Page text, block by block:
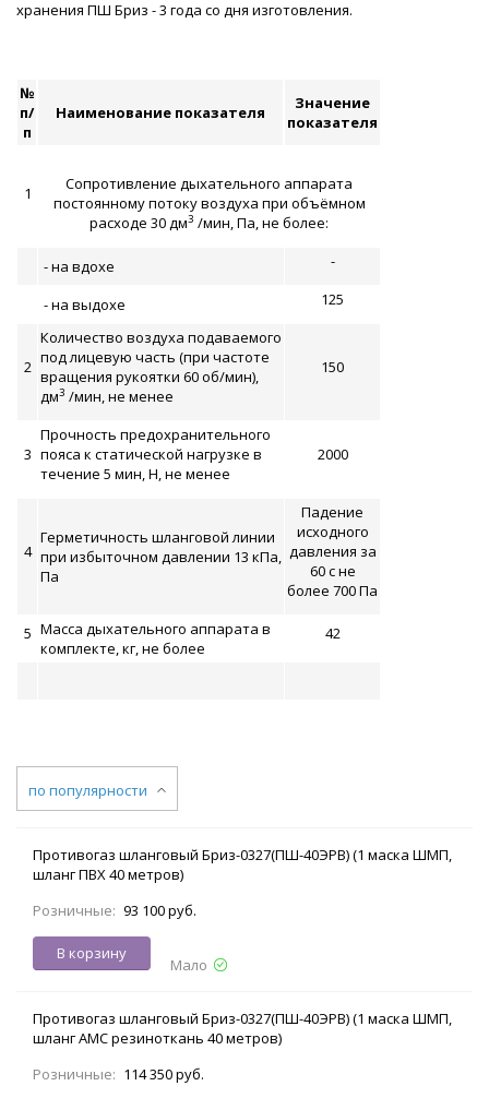
хранения ПШ Бриз - 3 года со дня изготовления.
№
п/
п
Наименование показателя
Значение
показателя
1
Сопротивление дыхательного аппарата
постоянному потоку воздуха при объёмном
расходе 30 дм3 /мин, Па, не более:
- на вдохе -
- на выдохе 125
2
Количество воздуха подаваемого
под лицевую часть (при частоте
вращения рукоятки 60 об/мин),
дм3 /мин, не менее
150
3
Прочность предохранительного
пояса к статической нагрузке в
течение 5 мин, Н, не менее
2000
4
Герметичность шланговой линии
при избыточном давлении 13 кПа,
Па
Падение
исходного
давления за
60 с не
более 700 Па
5 Масса дыхательного аппарата в
комплекте, кг, не более
42
по популярности
Противогаз шланговый Бриз-0327(ПШ-40ЭРВ) (1 маска ШМП,
шланг ПВХ 40 метров)
Розничные: 93 100 руб.
В корзину
Мало
Противогаз шланговый Бриз-0327(ПШ-40ЭРВ) (1 маска ШМП,
шланг АМС резиноткань 40 метров)
Розничные: 114 350 руб.